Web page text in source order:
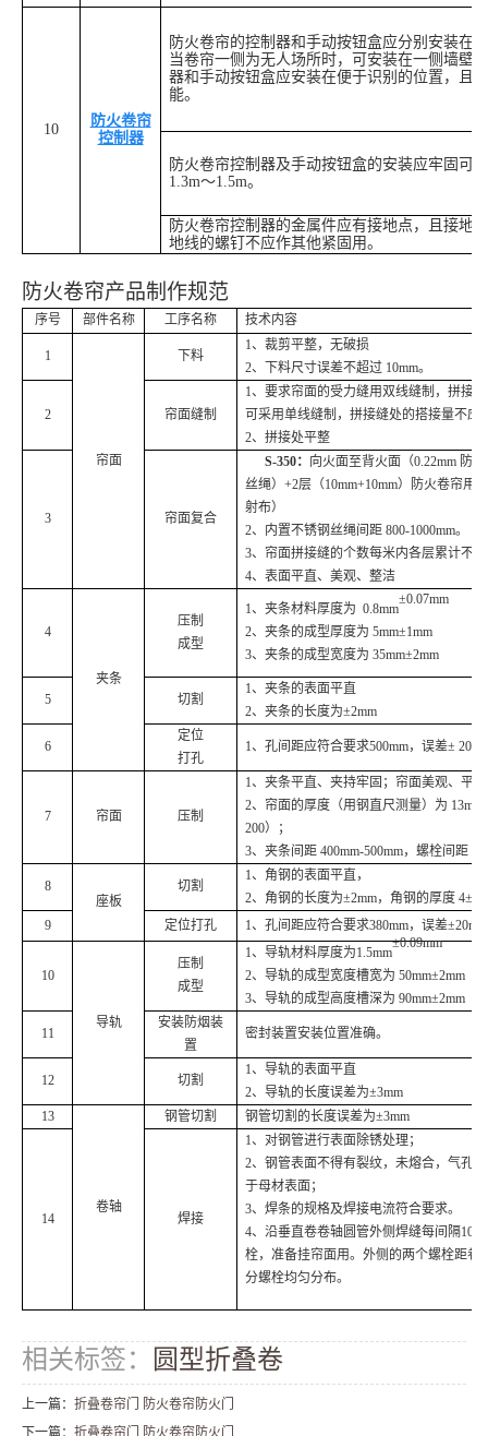
10
防火卷帘
控制器
防火卷帘的控制器和手动按钮盒应分别安装在
当卷帘一侧为无人场所时，可安装在一侧墙壁
器和手动按钮盒应安装在便于识别的位置，且
能。
防火卷帘控制器及手动按钮盒的安装应牢固可
1.3m～1.5m。
防火卷帘控制器的金属件应有接地点，且接地
地线的螺钉不应作其他紧固用。
防火卷帘产品制作规范
序号 部件名称 工序名称 技术内容
1
帘面
下料
1、裁剪平整，无破损
2、下料尺寸误差不超过 10mm。
2 帘面缝制
1、要求帘面的受力缝用双线缝制，拼接
可采用单线缝制，拼接缝处的搭接量不应
2、拼接处平整
3 帘面复合
S-350： 向火面至背火面（0.22mm 防
丝绳）+2层 （10mm+10mm）防火卷帘
射布）
2、内置不锈钢丝绳间距 800-1000mm。
3、帘面拼接缝的个数每米内各层累计不
4、表面平直、美观、整洁
4
夹条
压制
成型
1、夹条材料厚度为 0.8mm
±0.07mm
2、夹条的成型厚度为 5mm±1mm
3、夹条的成型宽度为 35mm±2mm
5 切割
1、夹条的表面平直
2、夹条的长度为±2mm
6
定位
打孔
1、孔间距应符合要求500mm，误差±
7 帘面 压制
1、夹条平直、夹持牢固；帘面美观、平
2、帘面的厚度（用钢直尺测量）为
200）；
3、夹条间距 400mm-500mm，螺栓间距
8
座板
切割
1、角钢的表面平直，
2、角钢的长度为±2mm，角钢的厚度
9
定位打孔 1、孔间距应符合要求380mm，误差
10
导轨
压制
成型
1、导轨材料厚度为1.5mm
±0.09mm
2、导轨的成型宽度槽宽为 50mm±2mm
3、导轨的成型高度槽深为 90mm±2mm
11
安装防烟装
置
密封装置安装位置准确。
12 切割
1、导轨的表面平直
2、导轨的长度误差为±3mm
13
卷轴
钢管切割 钢管切割的长度误差为±3mm
14 焊接
1、对钢管进行表面除锈处理；
2、钢管表面不得有裂纹，未熔合，气孔
于母材表面；
3、焊条的规格及焊接电流符合要求。
4、沿垂直卷卷轴圆管外侧焊缝每间隔
栓，准备挂帘面用。 外侧的两个螺栓距卷
分螺栓均匀分布。
相关标签： 圆型折叠卷
上一篇： 折叠卷帘门 防火卷帘防火门
下一篇： 折叠卷帘门 防火卷帘防火门